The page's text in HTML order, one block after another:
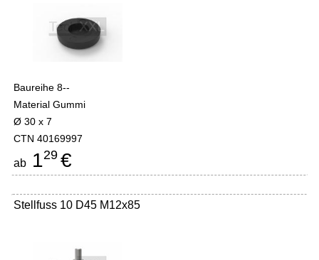
Baureihe 8--
Material Gummi
Ø 30 x 7
CTN 40169997
ab 129 €
Stellfuss 10 D45 M12x85